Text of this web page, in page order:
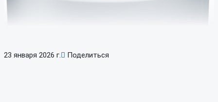
23 января 2026 г. Поделиться